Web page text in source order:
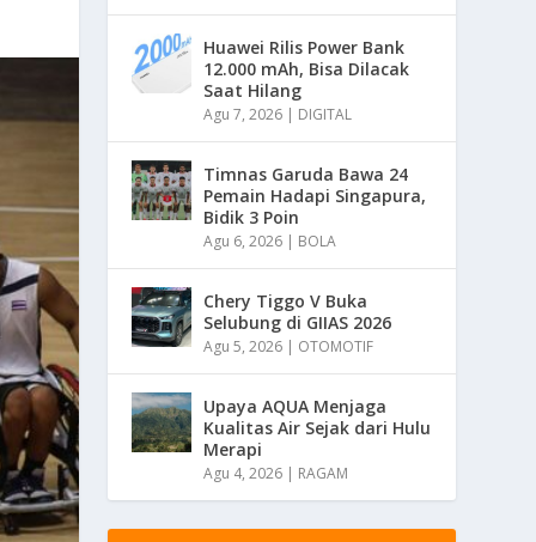
Huawei Rilis Power Bank
12.000 mAh, Bisa Dilacak
Saat Hilang
Agu 7, 2026 | DIGITAL
Timnas Garuda Bawa 24
Pemain Hadapi Singapura,
Bidik 3 Poin
Agu 6, 2026 | BOLA
Chery Tiggo V Buka
Selubung di GIIAS 2026
Agu 5, 2026 | OTOMOTIF
Upaya AQUA Menjaga
Kualitas Air Sejak dari Hulu
Merapi
Agu 4, 2026 | RAGAM